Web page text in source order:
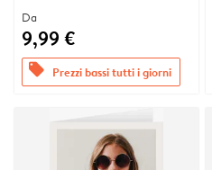
Da
9,99 €
offers Prezzi bassi tutti i giorni